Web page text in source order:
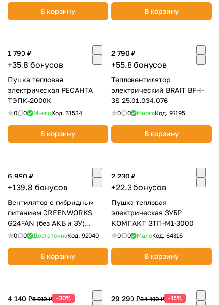
В корзину В корзину
1 790 ₽
+35.8 бонусов
Пушка тепловая
электрическая РЕСАНТА
ТЭПК-2000К
0 0 МногоКод. 61534
В корзину
2 790 ₽
+55.8 бонусов
Тепловентилятор
электрический BRAIT BFH-
3S 25.01.034.076
0 0 МногоКод. 97195
В корзину
6 990 ₽
+139.8 бонусов
Вентилятор с гибридным
питанием GREENWORKS
G24FAN (без АКБ и ЗУ)
3503407
0 0 ДостаточноКод. 92040
В корзину
2 230 ₽
+22.3 бонусов
Пушка тепловая
электрическая ЗУБР
КОМПАКТ ЗТП-М1-3000
0 0 МалоКод. 64816
В корзину
4 140 ₽5 910 ₽ -30% 29 290 ₽34 490 ₽ -15%